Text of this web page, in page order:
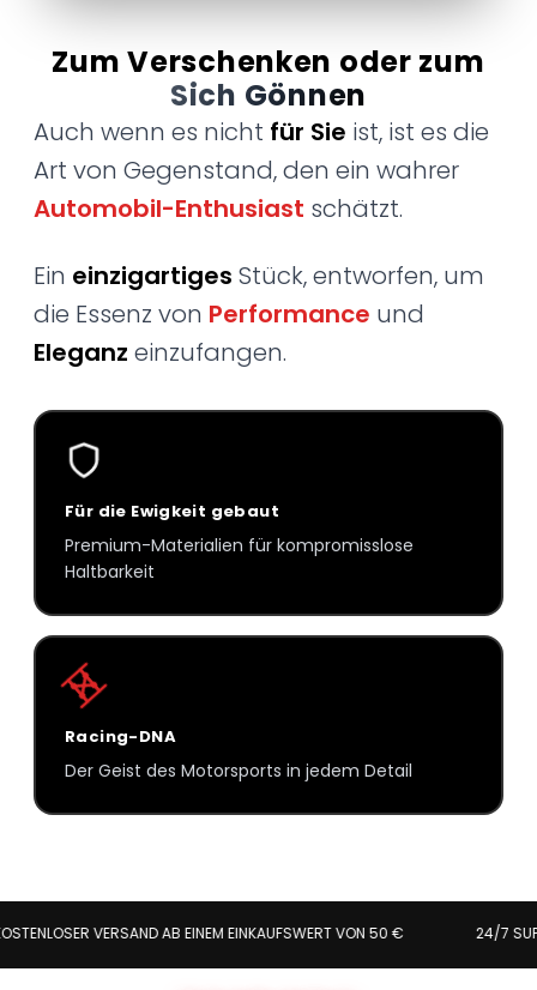
Zum Verschenken oder zum
Sich Gönnen
Auch wenn es nicht für Sie ist, ist es die
Art von Gegenstand, den ein wahrer
Automobil-Enthusiast schätzt.
Ein einzigartiges Stück, entworfen, um
die Essenz von Performance und
Eleganz einzufangen.
Für die Ewigkeit gebaut
Premium-Materialien für kompromisslose
Haltbarkeit
Racing-DNA
Der Geist des Motorsports in jedem Detail
VERSAND AB EINEM EINKAUFSWERT VON 50 € 24/7 SUPPORT